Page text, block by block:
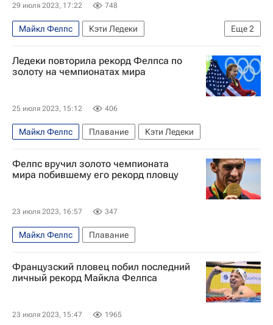
29 июля 2023, 17:22 748
Еще2
Майкл Фелпс
Кэти Ледеки
Чемпионат мира по водным видам спорта
Рекорды
Ледеки повторила рекорд Фелпса по
золоту на чемпионатах мира
25 июля 2023, 15:12 406
Майкл Фелпс Плавание Кэти Ледеки
Фелпс вручил золото чемпионата
мира побившему его рекорд пловцу
23 июля 2023, 16:57 347
Майкл Фелпс Плавание
Французский пловец побил последний
личный рекорд Майкла Фелпса
23 июля 2023, 15:47 1965